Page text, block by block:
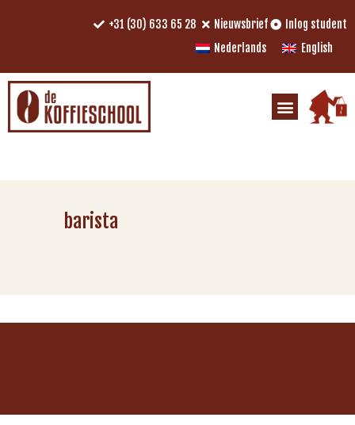
+31 (30) 633 65 28 Nieuwsbrief
Inlog student
Nederlands
English
barista